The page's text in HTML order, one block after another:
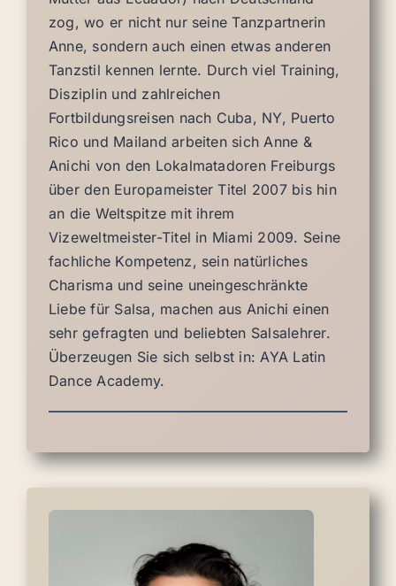
zog, wo er nicht nur seine Tanzpartnerin
Anne, sondern auch einen etwas anderen
Tanzstil kennen lernte. Durch viel Training,
Disziplin und zahlreichen
Fortbildungsreisen nach Cuba, NY, Puerto
Rico und Mailand arbeiten sich Anne &
Anichi von den Lokalmatadoren Freiburgs
über den Europameister Titel 2007 bis hin
an die Weltspitze mit ihrem
Vizeweltmeister-Titel in Miami 2009. Seine
fachliche Kompetenz, sein natürliches
Charisma und seine uneingeschränkte
Liebe für Salsa, machen aus Anichi einen
sehr gefragten und beliebten Salsalehrer.
Überzeugen Sie sich selbst in: AYA Latin
Dance Academy.